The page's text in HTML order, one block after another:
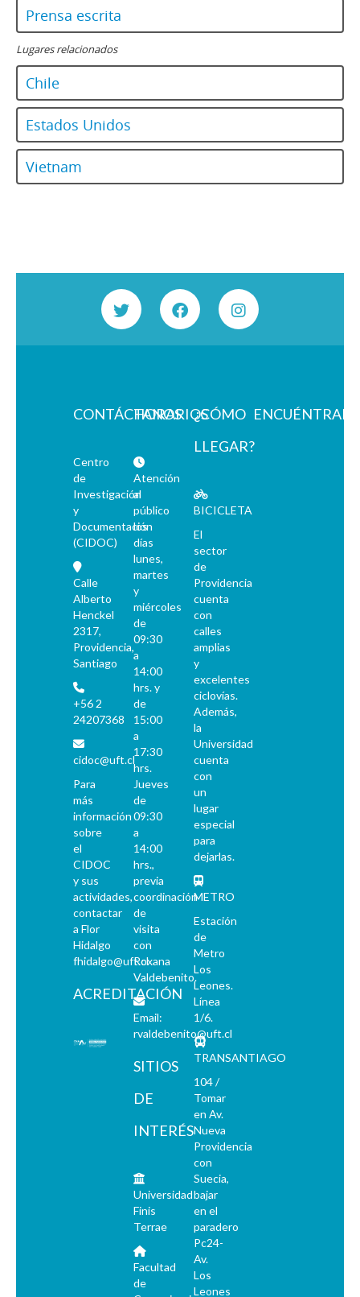
Prensa escrita
Lugares relacionados
Chile
Estados Unidos
Vietnam
CONTÁCTANOS
Centro
de
Investigación
y
Documentación
(CIDOC)
Calle
Alberto
Henckel
2317,
Providencia,
Santiago
+56 2
24207368
cidoc@uft.cl
Para
más
información
sobre
el
CIDOC
y sus
actividades,
contactar
a Flor
Hidalgo
fhidalgo@uft.cl
ACREDITACIÓN
HORARIOS
Atención
al
público
los
días
lunes,
martes
y
miércoles
de
09:30
a
14:00
hrs. y
de
15:00
a
17:30
hrs.
Jueves
de
09:30
a
14:00
hrs.,
previa
coordinación
de
visita
con
Roxana
Valdebenito.
Email:
rvaldebenito@uft.cl
SITIOS
DE
INTERÉS
Universidad
Finis
Terrae
Facultad
de
¿CÓMO
LLEGAR?
BICICLETA
El
sector
de
Providencia
cuenta
con
calles
amplias
y
excelentes
ciclovías.
Además,
la
Universidad
cuenta
con
un
lugar
especial
para
dejarlas.
METRO
Estación
de
Metro
Los
Leones.
Línea
1/6.
TRANSANTIAGO
104 /
Tomar
en Av.
Nueva
Providencia
con
Suecia,
bajar
en el
paradero
Pc24-
Av.
Los
Leones